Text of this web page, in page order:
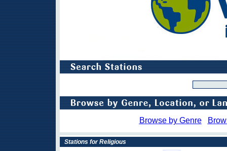
Browse by Genre
Stations for Religious